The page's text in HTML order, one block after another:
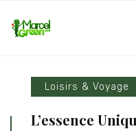
Loisirs & Voyage
L’essence